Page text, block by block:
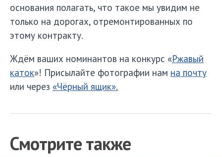
основания полагать, что такое мы увидим не
только на дорогах, отремонтированных по
этому контракту.
Ждём ваших номинантов на конкурс «Ржавый
каток»! Присылайте фотографии нам на почту
или через «Чёрный ящик».
Смотрите также